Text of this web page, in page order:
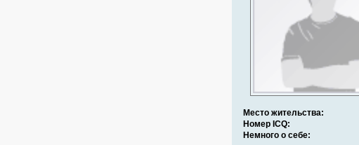
Место жительства:
Номер ICQ:
Немного о себе: